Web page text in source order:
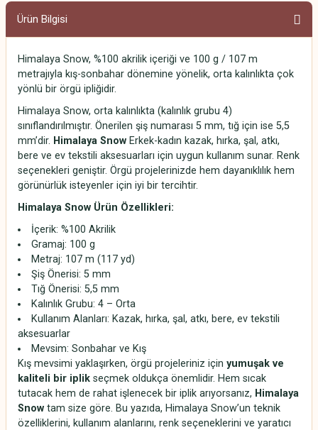
Ürün Bilgisi
Himalaya Snow, %100 akrilik içeriği ve 100 g / 107 m
metrajıyla kış-sonbahar dönemine yönelik, orta kalınlıkta çok
yönlü bir örgü ipliğidir.
Himalaya Snow, orta kalınlıkta (kalınlık grubu 4)
sınıflandırılmıştır. Önerilen şiş numarası 5 mm, tığ için ise 5,5
mm’dir. Himalaya Snow Erkek-kadın kazak, hırka, şal, atkı,
bere ve ev tekstili aksesuarları için uygun kullanım sunar. Renk
seçenekleri geniştir. Örgü projelerinizde hem dayanıklılık hem
görünürlük isteyenler için iyi bir tercihtir.
Himalaya Snow Ürün Özellikleri:
İçerik: %100 Akrilik
Gramaj: 100 g
Metraj: 107 m (117 yd)
Şiş Önerisi: 5 mm
Tığ Önerisi: 5,5 mm
Kalınlık Grubu: 4 – Orta
Kullanım Alanları: Kazak, hırka, şal, atkı, bere, ev tekstili
aksesuarlar
Mevsim: Sonbahar ve Kış
Kış mevsimi yaklaşırken, örgü projeleriniz için yumuşak ve
kaliteli bir iplik seçmek oldukça önemlidir. Hem sıcak
tutacak hem de rahat işlenecek bir iplik arıyorsanız, Himalaya
Snow tam size göre. Bu yazıda, Himalaya Snow’un teknik
özelliklerini, kullanım alanlarını, renk seçeneklerini ve yaratıcı